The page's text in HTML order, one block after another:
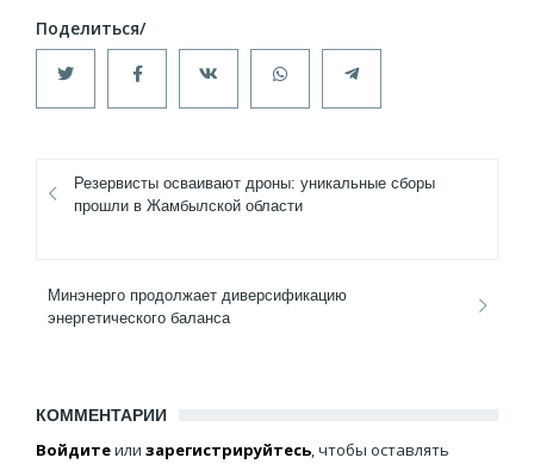
Резервисты осваивают дроны: уникальные сборы
прошли в Жамбылской области
Минэнерго продолжает диверсификацию
энергетического баланса
КОММЕНТАРИИ
Войдитеили зарегистрируйтесь, чтобы оставлять